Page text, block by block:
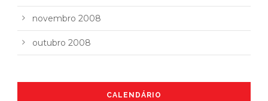
novembro 2008
outubro 2008
CALENDÁRIO